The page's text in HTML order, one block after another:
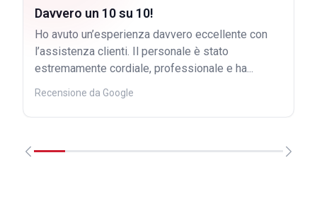
Davvero un 10 su 10!
Ho avuto un’esperienza davvero eccellente con
l’assistenza clienti. Il personale è stato
estremamente cordiale, professionale e ha...
Recensione da Google